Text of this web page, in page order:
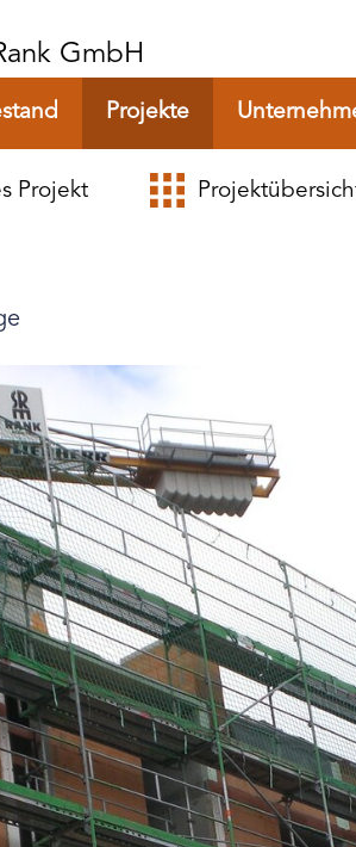
GmbH
Projekte
Projekt